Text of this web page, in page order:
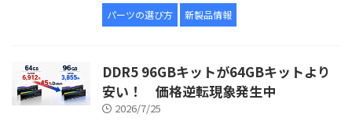
パーツの選び方 新製品情報
DDR5 96GBキットが64GBキットより
安い！ 価格逆転現象発生中
2026/7/25